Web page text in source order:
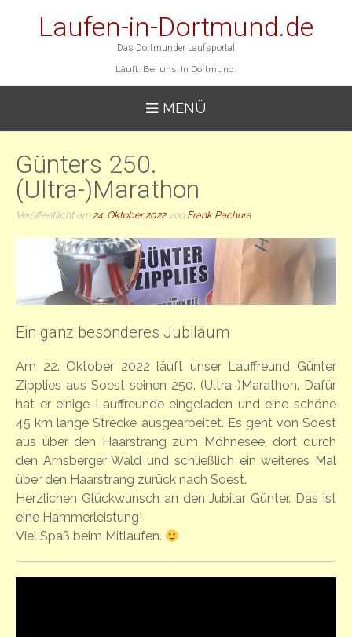
Laufen-in-Dortmund.de
Das Dortmunder Laufsportal
Läuft. Bei uns. In Dortmund.
MENÜ
Günters 250.
(Ultra-)Marathon
Veröffentlicht am24. Oktober 2022von Frank Pachura
Ein ganz besonderes Jubiläum
Am 22. Oktober 2022 läuft unser Lauffreund Günter
Zipplies aus Soest seinen 250. (Ultra-)Marathon. Dafür
hat er einige Lauffreunde eingeladen und eine schöne
45 km lange Strecke ausgearbeitet. Es geht von Soest
aus über den Haarstrang zum Möhnesee, dort durch
den Arnsberger Wald und schließlich ein weiteres Mal
über den Haarstrang zurück nach Soest.
Herzlichen Glückwunsch an den Jubilar Günter. Das ist
eine Hammerleistung!
Viel Spaß beim Mitlaufen.